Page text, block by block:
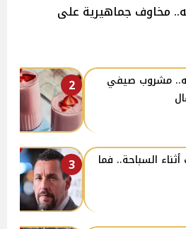
مخاوف جماهيرية على
2
مشروب صيفي
3
السباحة.. فما